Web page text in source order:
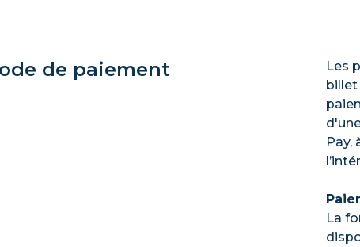
de paiement
Les
billet
Pay,
La